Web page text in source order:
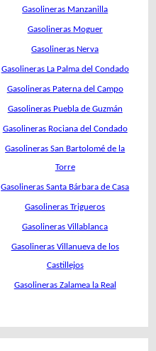
Gasolineras Manzanilla
Gasolineras Moguer
Gasolineras Nerva
Gasolineras La Palma del Condado
Gasolineras Paterna del Campo
Gasolineras Puebla de Guzmán
Gasolineras Rociana del Condado
Gasolineras San Bartolomé de la
Torre
Gasolineras Santa Bárbara de Casa
Gasolineras Trigueros
Gasolineras Villablanca
Gasolineras Villanueva de los
Castillejos
Gasolineras Zalamea la Real